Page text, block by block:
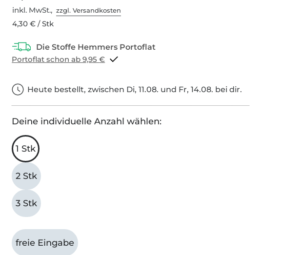
inkl. MwSt.,zzgl. Versandkosten
4,30 € / Stk
Portoflat schon ab 9,95 €
Heute bestellt, zwischen Di, 11.08. und Fr, 14.08. bei dir.
Deine individuelle Anzahl wählen:
1 Stk
2 Stk
3 Stk
freie Eingabe